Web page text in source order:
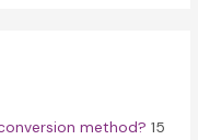
method? 15